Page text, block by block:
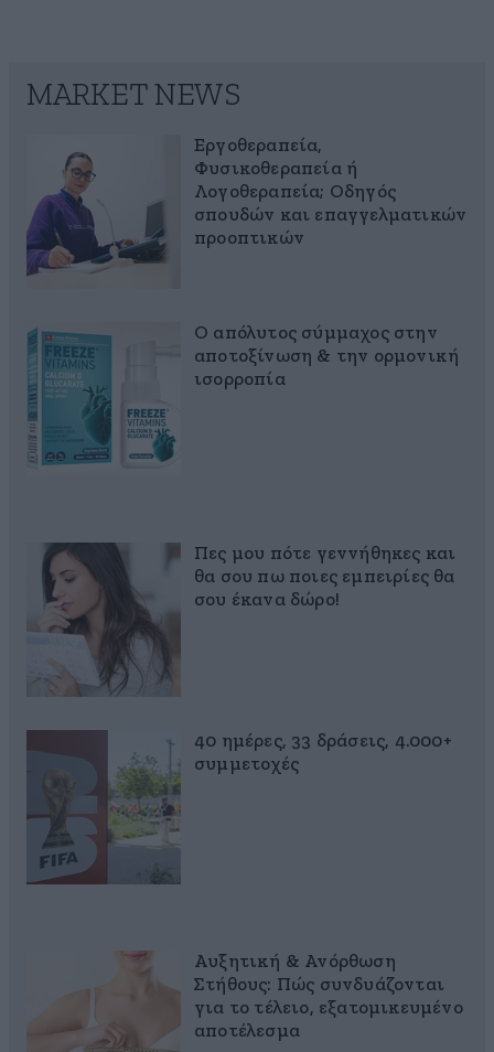
MARKET NEWS
Εργοθεραπεία,
Φυσικοθεραπεία ή
Λογοθεραπεία; Οδηγός
σπουδών και επαγγελματικών
προοπτικών
Ο απόλυτος σύμμαχος στην
αποτοξίνωση & την ορμονική
ισορροπία
Πες μου πότε γεννήθηκες και
θα σου πω ποιες εμπειρίες θα
σου έκανα δώρο!
40 ημέρες, 33 δράσεις, 4.000+
συμμετοχές
Αυξητική & Ανόρθωση
Στήθους: Πώς συνδυάζονται
για το τέλειο, εξατομικευμένο
αποτέλεσμα